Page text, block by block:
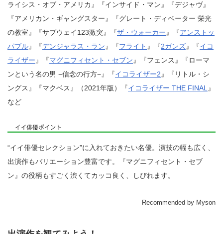
ライシス・オブ・アメリカ』『インサイド・マン』『デジャヴ』
『アメリカン・ギャングスター』『グレート・ディベーター 栄光
の教室』『サブウェイ123激突』『ザ・ウォーカー 』『アンストッ
パブル』『デンジャラス・ラン 』『フライト 』『2ガンズ』『イコ
ライザー 』『マグニフィセント・セブン 』『フェンス』『ローマ
ンという名の男 −信念の行方−』『イコライザー2 』『リトル・シ
ングス』『マクベス』（2021年版）『イコライザー THE FINAL 』
など
“イイ俳優セレクション”に入れておきたい名優。演技の幅も広く、
出演作もバリエーション豊富です。『マグニフィセント・セブ
ン』の役柄もすごく渋くてカッコ良く、しびれます。
Recommended by Myson